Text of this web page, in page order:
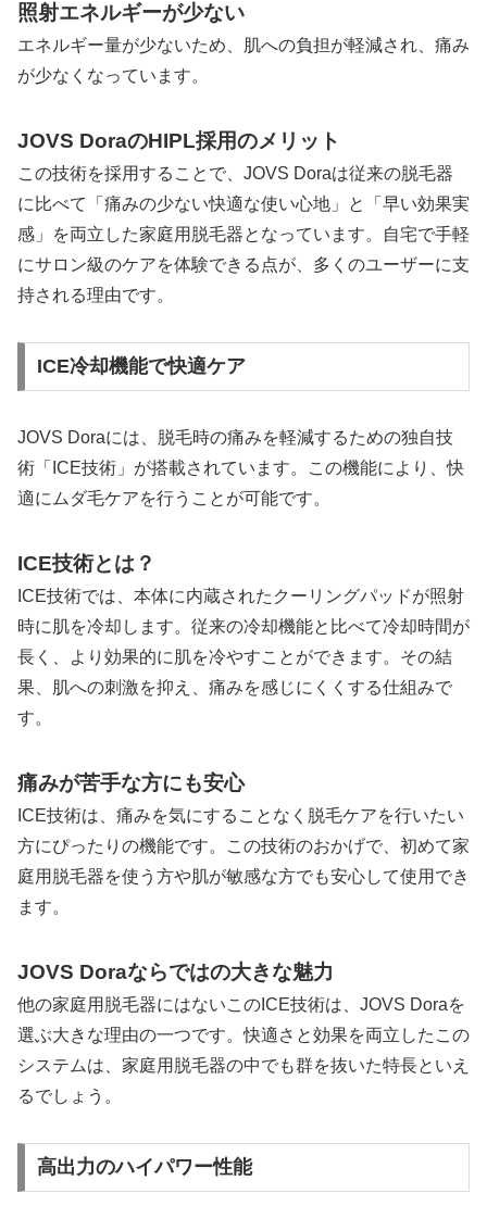
照射エネルギーが少ない
エネルギー量が少ないため、肌への負担が軽減され、痛み
が少なくなっています。
JOVS DoraのHIPL採用のメリット
この技術を採用することで、JOVS Doraは従来の脱毛器
に比べて「痛みの少ない快適な使い心地」と「早い効果実
感」を両立した家庭用脱毛器となっています。自宅で手軽
にサロン級のケアを体験できる点が、多くのユーザーに支
持される理由です。
ICE冷却機能で快適ケア
JOVS Doraには、脱毛時の痛みを軽減するための独自技
術「ICE技術」が搭載されています。この機能により、快
適にムダ毛ケアを行うことが可能です。
ICE技術とは？
ICE技術では、本体に内蔵されたクーリングパッドが照射
時に肌を冷却します。従来の冷却機能と比べて冷却時間が
長く、より効果的に肌を冷やすことができます。その結
果、肌への刺激を抑え、痛みを感じにくくする仕組みで
す。
痛みが苦手な方にも安心
ICE技術は、痛みを気にすることなく脱毛ケアを行いたい
方にぴったりの機能です。この技術のおかげで、初めて家
庭用脱毛器を使う方や肌が敏感な方でも安心して使用でき
ます。
JOVS Doraならではの大きな魅力
他の家庭用脱毛器にはないこのICE技術は、JOVS Doraを
選ぶ大きな理由の一つです。快適さと効果を両立したこの
システムは、家庭用脱毛器の中でも群を抜いた特長といえ
るでしょう。
高出力のハイパワー性能